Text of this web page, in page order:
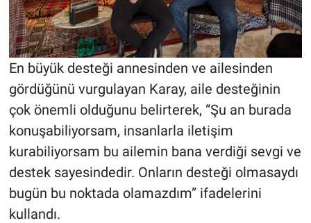
En büyük desteği annesinden ve ailesinden
gördüğünü vurgulayan Karay, aile desteğinin
çok önemli olduğunu belirterek, “Şu an burada
konuşabiliyorsam, insanlarla iletişim
kurabiliyorsam bu ailemin bana verdiği sevgi ve
destek sayesindedir. Onların desteği olmasaydı
bugün bu noktada olamazdım” ifadelerini
kullandı.